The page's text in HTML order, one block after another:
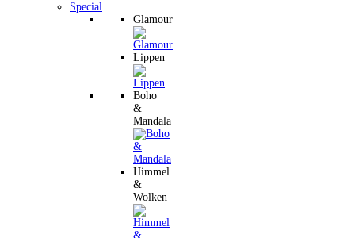
Special
Glamour
Lippen
Boho
&
Mandala
Himmel
&
Wolken